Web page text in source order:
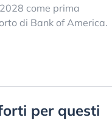
come prima
di Bank of America.
per questi